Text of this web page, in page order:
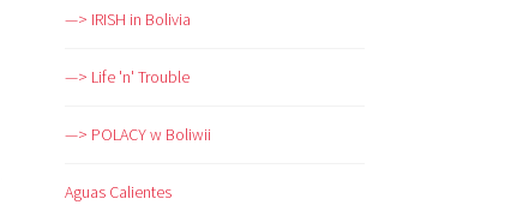
—> IRISH in Bolivia
—> Life 'n' Trouble
—> POLACY w Boliwii
Aguas Calientes